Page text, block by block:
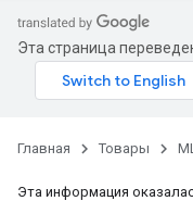
Эта страница
Главная Товары
Эта информация